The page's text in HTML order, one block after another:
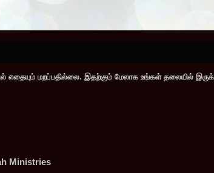
எதையும் மறப்பதில்லை. இதற்கும் மேலாக உங்கள் தலையில்
Ministries